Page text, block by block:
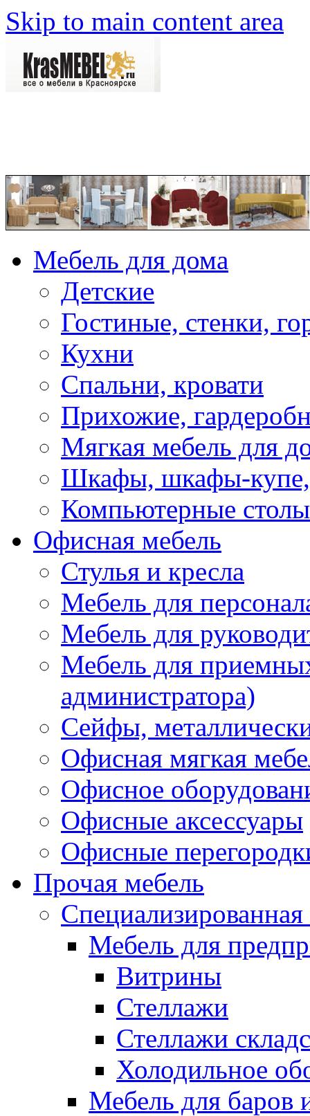
Skip to main content area
Мебель для дома
Детские
Гостиные, стенки,
Кухни
Спальни, кровати
Прихожие,
Мягкая мебель для
Шкафы, шкафы-купе,
Компьютерные столы
Офисная мебель
Стулья и кресла
Мебель для
Мебель для
Мебель для
администратора)
Сейфы,
Офисная мягкая
Офисное
Офисные аксессуары
Офисные
Прочая мебель
Специализированная
Мебель для
Витрины
Стеллажи
Стеллажи
Холодильное
Мебель для баров